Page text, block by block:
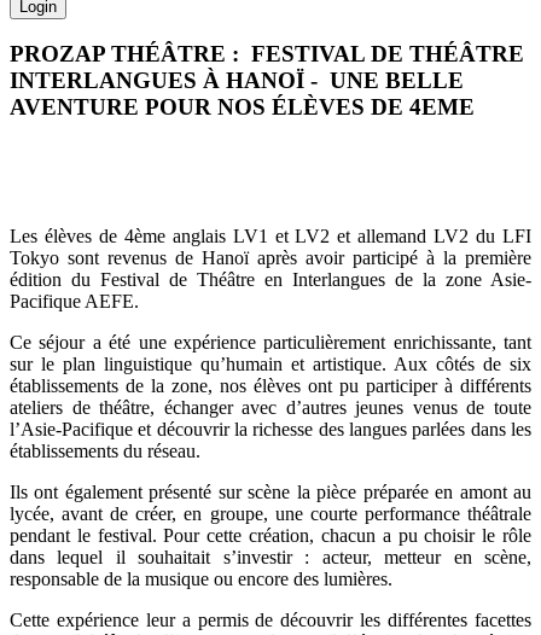
PROZAP THÉÂTRE : FESTIVAL DE THÉÂTRE
INTERLANGUES À HANOÏ - UNE BELLE
AVENTURE POUR NOS ÉLÈVES DE 4EME
Les élèves de 4ème anglais LV1 et LV2 et allemand LV2 du LFI
Tokyo sont revenus de Hanoï après avoir participé à la première
édition du Festival de Théâtre en Interlangues de la zone Asie-
Pacifique AEFE.
Ce séjour a été une expérience particulièrement enrichissante, tant
sur le plan linguistique qu’humain et artistique. Aux côtés de six
établissements de la zone, nos élèves ont pu participer à différents
ateliers de théâtre, échanger avec d’autres jeunes venus de toute
l’Asie-Pacifique et découvrir la richesse des langues parlées dans les
établissements du réseau.
Ils ont également présenté sur scène la pièce préparée en amont au
lycée, avant de créer, en groupe, une courte performance théâtrale
pendant le festival. Pour cette création, chacun a pu choisir le rôle
dans lequel il souhaitait s’investir : acteur, metteur en scène,
responsable de la musique ou encore des lumières.
Cette expérience leur a permis de découvrir les différentes facettes